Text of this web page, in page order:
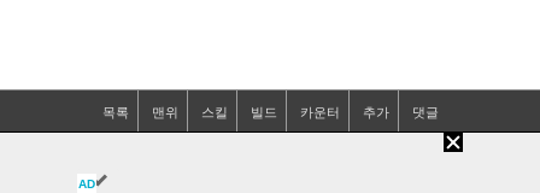
목록 맨위 스킬 빌드 카운터 추가 댓글
AD